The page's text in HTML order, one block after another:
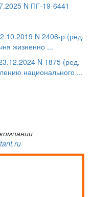
N ПГ-19-6441
N 2406-р (ред.
жизненно ...
N 1875 (ред.
национального ...